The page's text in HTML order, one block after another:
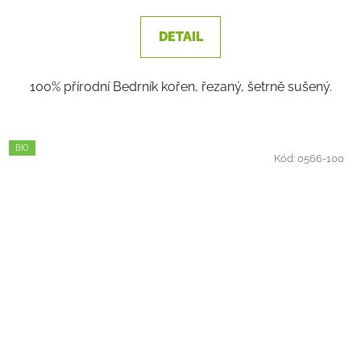
3,5
z
hvězdiček.
DETAIL
100% přírodní Bedrník kořen, řezaný, šetrně sušený.
BIO
Kód:0566-100